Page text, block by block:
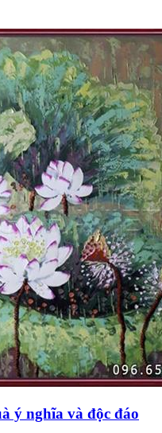
ý nghĩa và độc đáo